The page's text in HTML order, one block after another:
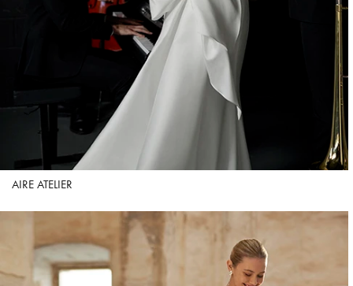
AIRE ATELIER